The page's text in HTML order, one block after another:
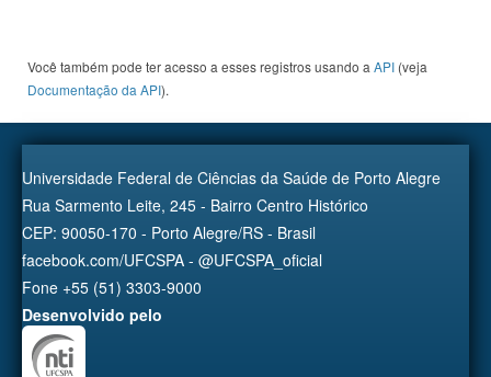
Você também pode ter acesso a esses registros usando a API (veja
Documentação da API).
Universidade Federal de Ciências da Saúde de Porto Alegre
Rua Sarmento Leite, 245 - Bairro Centro Histórico
CEP: 90050-170 - Porto Alegre/RS - Brasil
facebook.com/UFCSPA - @UFCSPA_oficial
Fone +55 (51) 3303-9000
Desenvolvido pelo